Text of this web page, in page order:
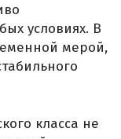
условиях. В
мерой,
класса не